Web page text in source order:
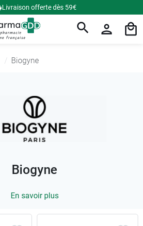
Livraison offerte dès 59€
Biogyne
Biogyne
En savoir plus